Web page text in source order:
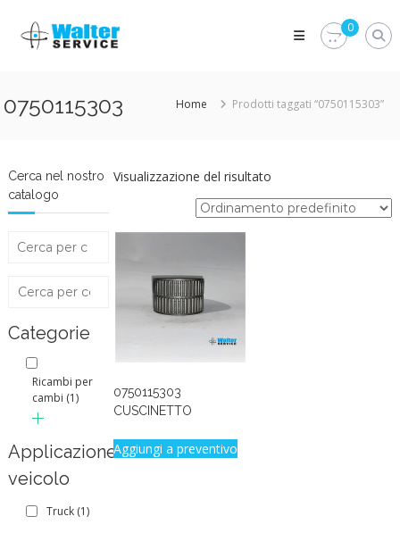
content
Walter
Service
parti
veicolo?
Vieni
Srl
0
0750115303 Home Prodotti taggati “0750115303”
Visualizzazione del risultato
0750115303
CUSCINETTO
Aggiungi a preventivo
Cerca nel nostro
catalogo
Categorie
Ricambi per
cambi (1)
Applicazione
veicolo
Truck (1)